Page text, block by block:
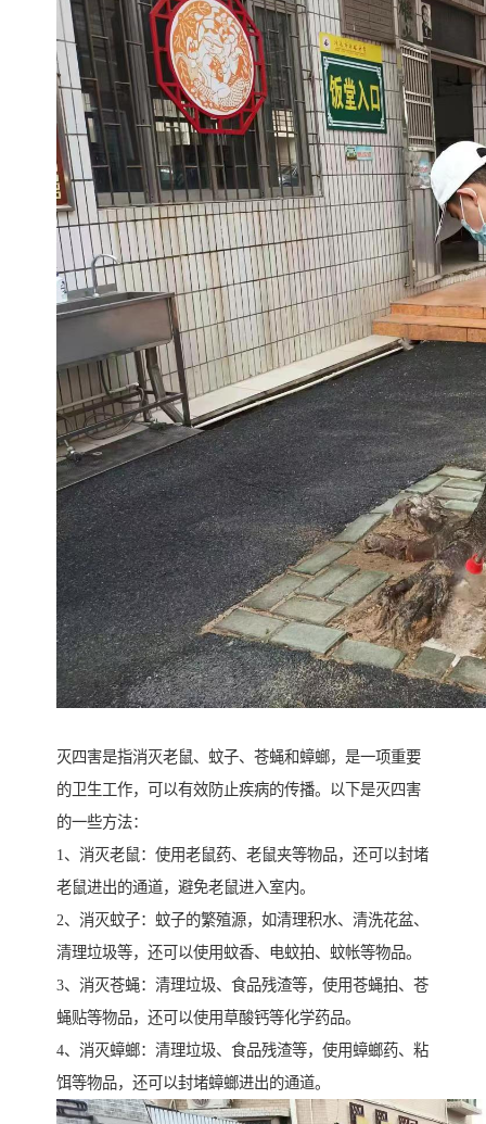
灭四害是指消灭老鼠、蚊子、苍蝇和蟑螂，是一项重要
的卫生工作，可以有效防止疾病的传播。以下是灭四害
的一些方法：
1、消灭老鼠：使用老鼠药、老鼠夹等物品，还可以封堵
老鼠进出的通道，避免老鼠进入室内。
2、消灭蚊子：蚊子的繁殖源，如清理积水、清洗花盆、
清理垃圾等，还可以使用蚊香、电蚊拍、蚊帐等物品。
3、消灭苍蝇：清理垃圾、食品残渣等，使用苍蝇拍、苍
蝇贴等物品，还可以使用草酸钙等化学药品。
4、消灭蟑螂：清理垃圾、食品残渣等，使用蟑螂药、粘
饵等物品，还可以封堵蟑螂进出的通道。